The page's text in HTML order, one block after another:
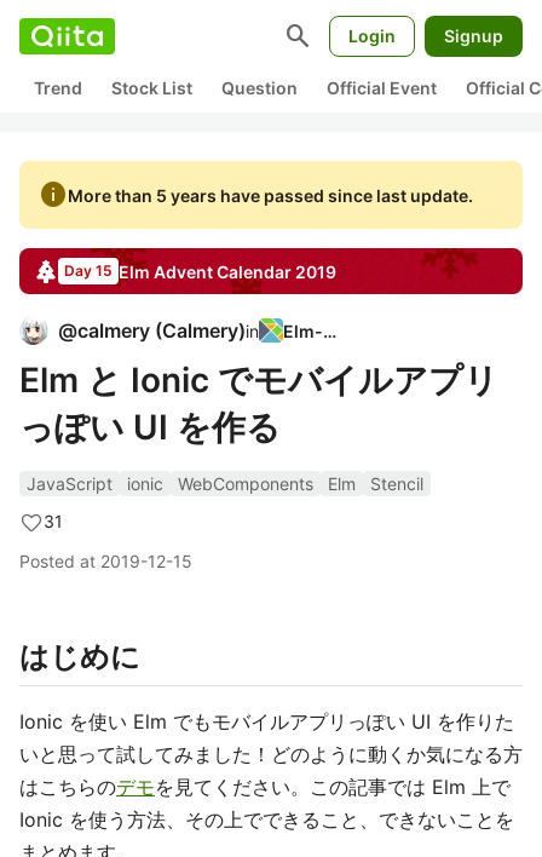
search Login Signup
Trend Stock List Question Official Event Official
infoMore than 5 years have passed since last update.
Day 15 Elm Advent Calendar 2019
@calmery (Calmery)in Elm-jp
Elm と Ionic でモバイルアプリ
っぽい UI を作る
JavaScript ionic WebComponents Elm
Stencil
31
Posted at 2019-12-15
はじめに
Ionic を使い Elm でもモバイルアプリっぽい UI を作りた
いと思って試してみました！どのように動くか気になる方
はこちらのデモを見てください。この記事では Elm 上で
Ionic を使う方法、その上でできること、できないことを
まとめます。